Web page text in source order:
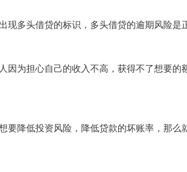
头借贷的标识，多头借贷的逾期风险是
担心自己的收入不高，获得不了想要的
低投资风险，降低贷款的坏账率，那么